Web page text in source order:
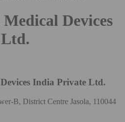
Devices
India Private Ltd.
B, District Centre Jasola, 110044